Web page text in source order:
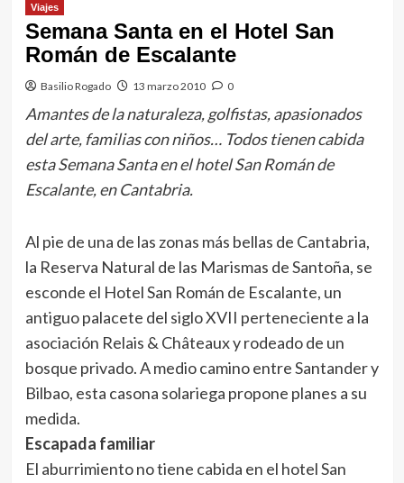
Viajes
Semana Santa en el Hotel San
Román de Escalante
Basilio Rogado 13 marzo 2010 0
Amantes de la naturaleza, golfistas, apasionados
del arte, familias con niños… Todos tienen cabida
esta Semana Santa en el hotel San Román de
Escalante, en Cantabria.
Al pie de una de las zonas más bellas de Cantabria,
la Reserva Natural de las Marismas de Santoña, se
esconde el Hotel San Román de Escalante, un
antiguo palacete del siglo XVII perteneciente a la
asociación Relais & Châteaux y rodeado de un
bosque privado. A medio camino entre Santander y
Bilbao, esta casona solariega propone planes a su
medida.
Escapada familiar
El aburrimiento no tiene cabida en el hotel San